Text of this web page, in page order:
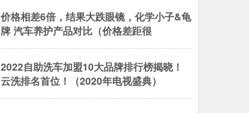
价格相差6倍，结果大跌眼镜，化学小子&龟
牌 汽车养护产品对比（价格差距很
2022自助洗车加盟10大品牌排行榜揭晓！
云洗排名首位！（2020年电视盛典）